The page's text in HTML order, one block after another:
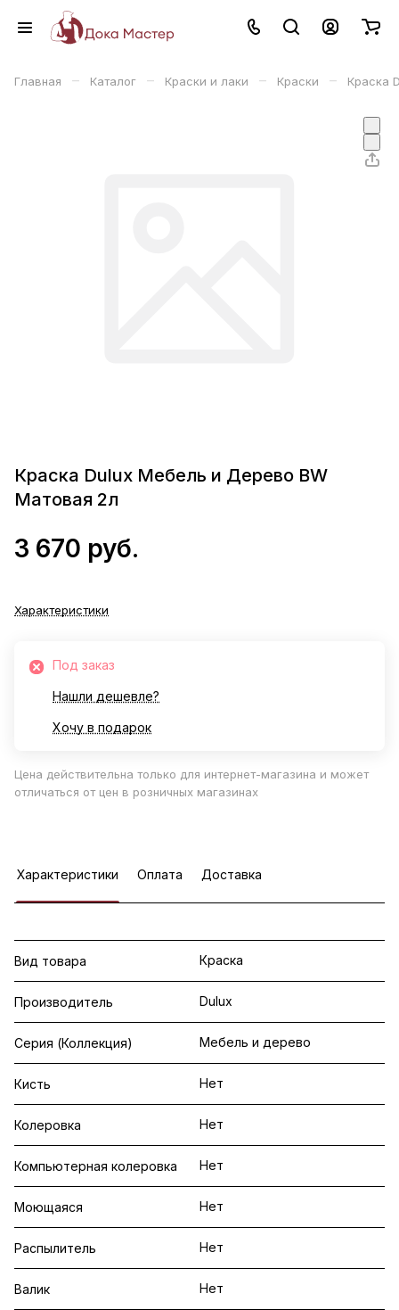
Главная – Каталог – Краски и лаки – Краски – Краска
Краска Dulux Мебель и Дерево BW
Матовая 2л
3 670 руб.
Характеристики
Под заказ
Нашли дешевле?
Хочу в подарок
Цена действительна только для интернет-магазина и может
отличаться от цен в розничных магазинах
Характеристики Оплата Доставка
Вид товара Краска
Производитель Dulux
Серия (Коллекция) Мебель и дерево
Кисть Нет
Колеровка Нет
Компьютерная колеровка Нет
Моющаяся Нет
Распылитель Нет
Валик Нет